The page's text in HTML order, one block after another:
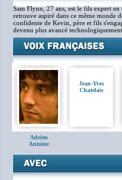
Sam Flynn, 27 ans, est le fils expert
retrouve aspiré dans ce même monde
confidente de Kevin, père et fils
devenu plus avancé
Adrien
Antoine
Jean-Yves
Chatelais